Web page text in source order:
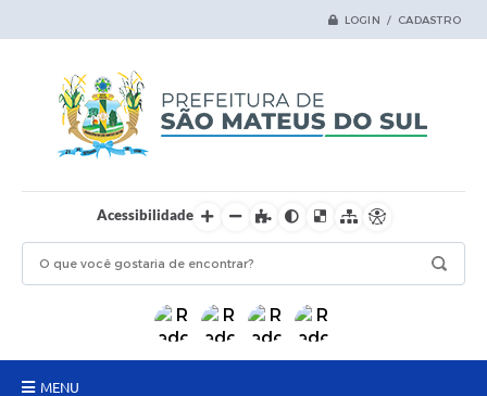
LOGIN / CADASTRO
Acessibilidade
MENU